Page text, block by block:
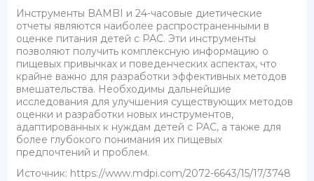
Инструменты BAMBI и 24-часовые диетические
отчеты являются наиболее распространенными в
оценке питания детей с РАС. Эти инструменты
позволяют получить комплексную информацию о
пищевых привычках и поведенческих аспектах, что
крайне важно для разработки эффективных методов
вмешательства. Необходимы дальнейшие
исследования для улучшения существующих методов
оценки и разработки новых инструментов,
адаптированных к нуждам детей с РАС, а также для
более глубокого понимания их пищевых
предпочтений и проблем.
Источник: https://www.mdpi.com/2072-6643/15/17/3748